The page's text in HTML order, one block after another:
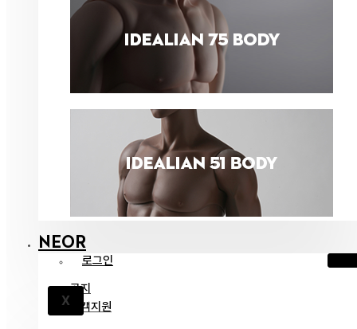
NEOR
로그인
X
공지
고객지원